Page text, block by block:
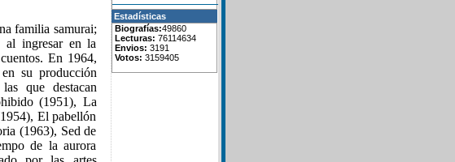
familia samurai;
ingresar en la
En 1964,
su producción
que destacan
(1951), La
El pabellón
(1963), Sed de
de la aurora
Estadísticas
Biografías:49860
Lecturas: 76114634
Envios: 3191
Votos: 3159405